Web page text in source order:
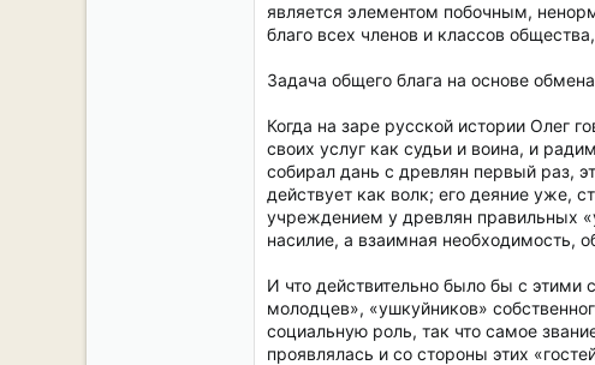
является элементом побочным,
благо всех членов и классов
Задача общего блага на основе
Когда на заре русской истории Олег
своих услуг как судьи и воина, и
собирал дань с древлян первый раз,
действует как волк; его деяние уже,
учреждением у древлян правильных
насилие, а взаимная необходимость,
И что действительно было бы с
молодцев», «ушкуйников»
социальную роль, так что самое
проявлялась и со стороны этих